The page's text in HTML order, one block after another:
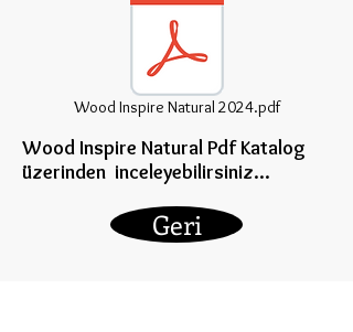
Wood Inspire Natural 2024.pdf
Wood Inspire Natural Pdf Katalog
üzerinden inceleyebilirsiniz...
Geri